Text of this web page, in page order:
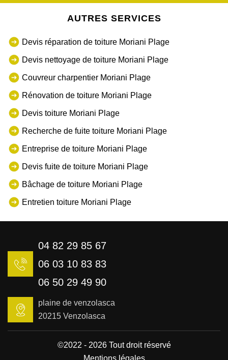
AUTRES SERVICES
Devis réparation de toiture Moriani Plage
Devis nettoyage de toiture Moriani Plage
Couvreur charpentier Moriani Plage
Rénovation de toiture Moriani Plage
Devis toiture Moriani Plage
Recherche de fuite toiture Moriani Plage
Entreprise de toiture Moriani Plage
Devis fuite de toiture Moriani Plage
Bâchage de toiture Moriani Plage
Entretien toiture Moriani Plage
04 82 29 85 67
06 03 10 83 83
06 50 29 49 90
plaine de venzolasca
20215 Venzolasca
©2022 - 2026 Tout droit réservé